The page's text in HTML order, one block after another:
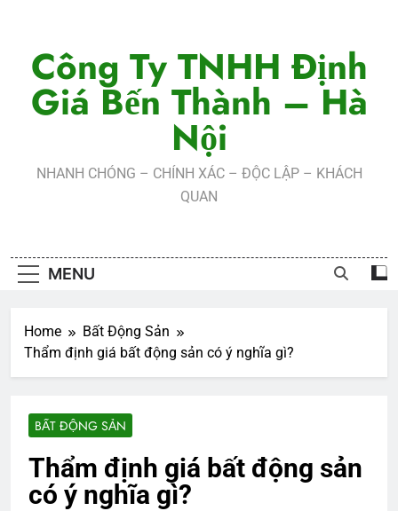
contentCông Ty TNHH Định
Giá Bến Thành – Hà
Nội
NHANH CHÓNG – CHÍNH XÁC – ĐỘC LẬP – KHÁCH
QUAN
MENU
Home
Bất Động Sản
Thẩm định giá bất động sản có ý nghĩa gì?
BẤT ĐỘNG SẢN
Thẩm định giá bất động sản
có ý nghĩa gì?